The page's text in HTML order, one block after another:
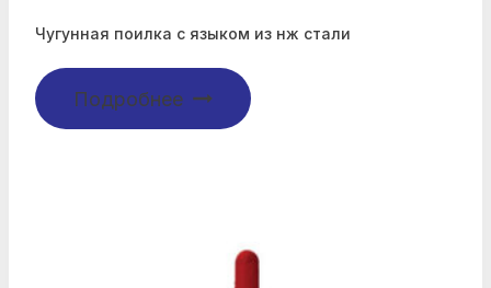
Чугунная поилка с языком из нж стали
Подробнее